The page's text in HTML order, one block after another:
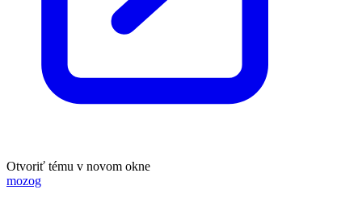
Otvoriť tému v novom okne
mozog